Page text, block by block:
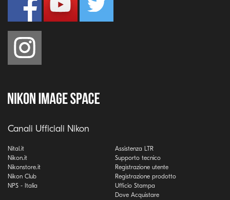
Canali Ufficiali Nikon
Nital.it
Nikon.it
Nikonstore.it
Nikon Club
NPS - Italia
Assistenza LTR
Supporto tecnico
Registrazione utente
Registrazione prodotto
Ufficio Stampa
Dove Acquistare